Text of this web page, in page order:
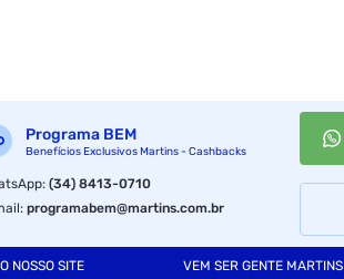
Programa BEM
Benefícios Exclusivos Martins - Cashbacks
:(34) 8413-0710
:programabem@martins.com.br
NOSSO SITE VEM SER GENTE MARTINS